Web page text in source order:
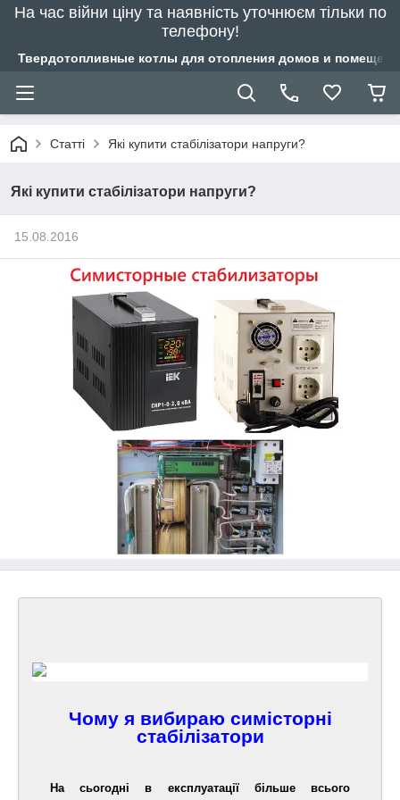
На час війни ціну та наявність уточнюєм тільки по
телефону!
Твердотопливные котлы для отопления домов и
Статті Які купити стабілізатори напруги?
Які купити стабілізатори напруги?
15.08.2016
Чому я вибираю симісторні
стабілізатори
На сьогодні в експлуатації більше всього